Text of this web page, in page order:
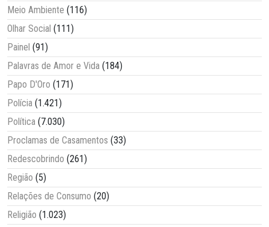
Meio Ambiente (116)
Olhar Social (111)
Painel (91)
Palavras de Amor e Vida (184)
Papo D'Oro (171)
Polícia (1.421)
Política (7.030)
Proclamas de Casamentos (33)
Redescobrindo (261)
Região (5)
Relações de Consumo (20)
Religião (1.023)